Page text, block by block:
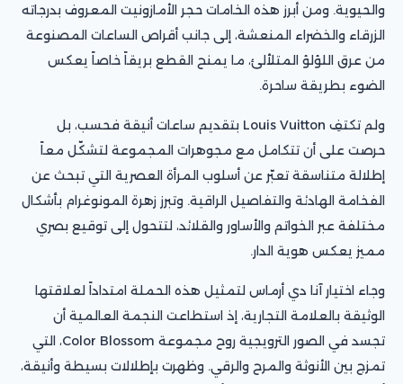
والحيوية. ومن أبرز هذه الخامات حجر الأمازونيت المعروف بدرجاته
الزرقاء والخضراء المنعشة، إلى جانب أقراص الساعات المصنوعة
من عرق اللؤلؤ المتلألئ، ما يمنح القطع بريقاً خاصاً يعكس
الضوء بطريقة ساحرة.
ولم تكتفِ Louis Vuitton بتقديم ساعات أنيقة فحسب، بل
حرصت على أن تتكامل مع مجوهرات المجموعة لتشكّل معاً
إطلالة متناسقة تعبّر عن أسلوب المرأة العصرية التي تبحث عن
الفخامة الهادئة والتفاصيل الراقية. وتبرز زهرة المونوغرام بأشكال
مختلفة عبر الخواتم والأساور والقلائد، لتتحول إلى توقيع بصري
مميز يعكس هوية الدار.
وجاء اختيار آنا دي أرماس لتمثيل هذه الحملة امتداداً لعلاقتها
الوثيقة بالعلامة التجارية، إذ استطاعت النجمة العالمية أن
تجسد في الصور الترويجية روح مجموعة Color Blossom، التي
تمزج بين الأنوثة والمرح والرقي. وظهرت بإطلالات بسيطة وأنيقة،